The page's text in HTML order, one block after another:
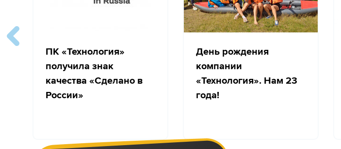
ПК «Технология»
получила знак
качества «Сделано в
России»
День рождения
компании
«Технология». Нам 23
года!